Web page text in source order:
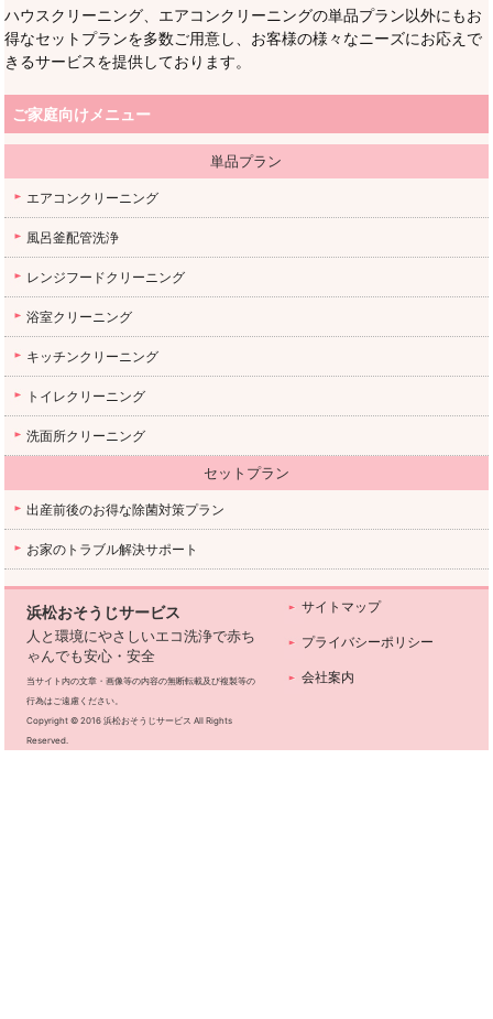
ハウスクリーニング、エアコンクリーニングの単品プラン以外にもお
得なセットプランを多数ご用意し、お客様の様々なニーズにお応えで
きるサービスを提供しております。
ご家庭向けメニュー
単品プラン
エアコンクリーニング
風呂釜配管洗浄
レンジフードクリーニング
浴室クリーニング
キッチンクリーニング
トイレクリーニング
洗面所クリーニング
セットプラン
出産前後のお得な除菌対策プラン
お家のトラブル解決サポート
浜松おそうじサービス
人と環境にやさしいエコ洗浄で赤ち
ゃんでも安心・安全
当サイト内の文章・画像等の内容の無断転載及び複製等の
行為はご遠慮ください。
Copyright © 2016 浜松おそうじサービス All Rights
Reserved.
サイトマップ
プライバシーポリシー
会社案内